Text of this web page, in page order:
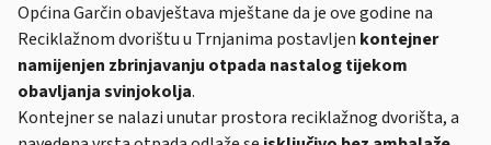
Općina Garčin obavještava mještane da je ove godine na
Reciklažnom dvorištu u Trnjanima postavljen kontejner
namijenjen zbrinjavanju otpada nastalog tijekom
obavljanja svinjokolja.
Kontejner se nalazi unutar prostora reciklažnog dvorišta, a